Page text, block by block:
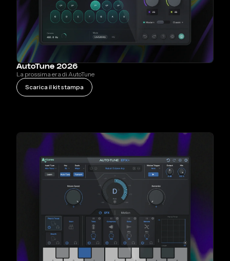
AutoTune 2026
La prossima era di AutoTune
Scarica il kit stampa